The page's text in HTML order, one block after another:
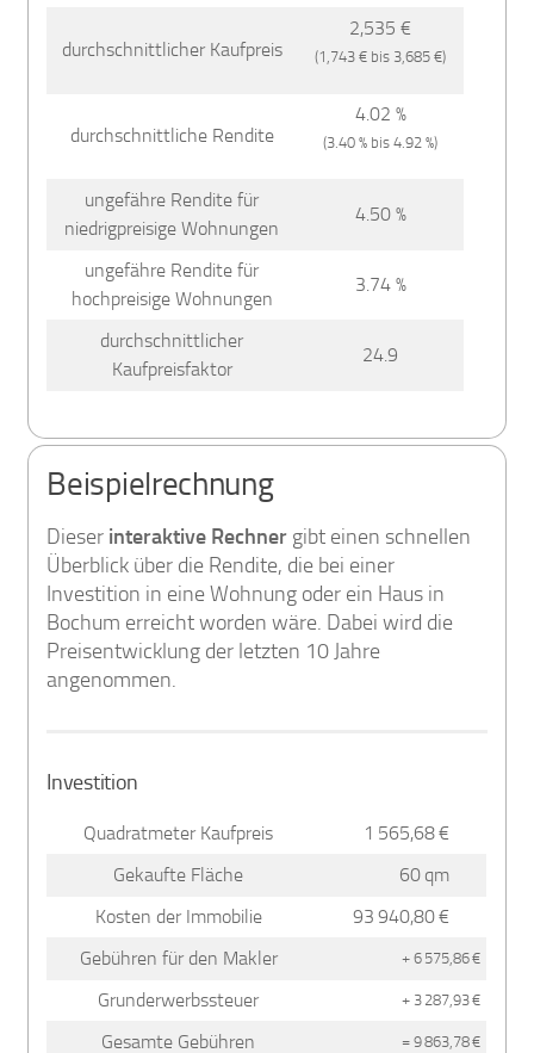
durchschnittlicher Kaufpreis
2,535 €
(1,743 € bis 3,685 €)
durchschnittliche Rendite
4.02 %
(3.40 % bis 4.92 %)
ungefähre Rendite für
niedrigpreisige Wohnungen
4.50 %
ungefähre Rendite für
hochpreisige Wohnungen
3.74 %
durchschnittlicher
Kaufpreisfaktor
24.9
Beispielrechnung
Dieser interaktive Rechner gibt einen schnellen
Überblick über die Rendite, die bei einer
Investition in eine Wohnung oder ein Haus in
Bochum erreicht worden wäre. Dabei wird die
Preisentwicklung der letzten 10 Jahre
angenommen.
Investition
Quadratmeter Kaufpreis
1 565,68 €
Gekaufte Fläche
60 qm
Kosten der Immobilie
93 940,80 €
Gebühren für den Makler
+ 6 575,86 €
Grunderwerbssteuer + 3 287,93 €
Gesamte Gebühren = 9 863,78 €